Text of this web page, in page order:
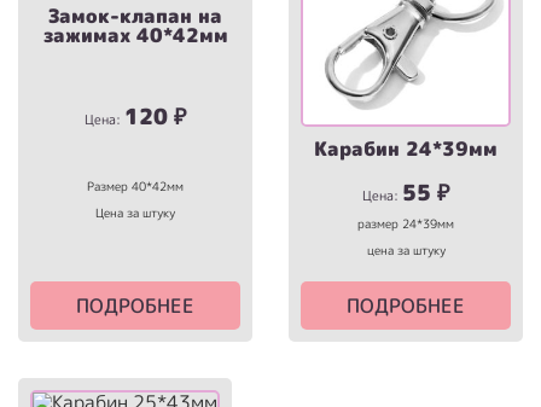
Замок-клапан на
зажимах 40*42мм
Цена: 120 ₽
Размер 40*42мм
Цена за штуку
ПОДРОБНЕЕ
Карабин 24*39мм
Цена: 55 ₽
размер 24*39мм
цена за штуку
ПОДРОБНЕЕ